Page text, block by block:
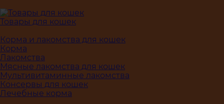
Товары для кошек
Корма и лакомства для кошек
Корма
Лакомства
Мясные лакомства для кошек
Мультивитаминные лакомства
Консервы для кошек
Лечебные корма